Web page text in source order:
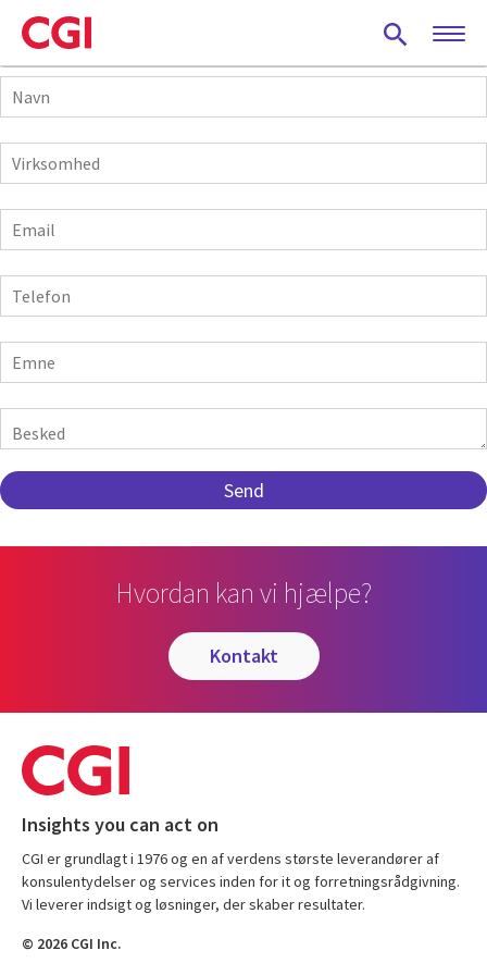
Skip
to
main
content
Navn
Virksomhed
E-
mail
Telefon
Emne
Hvordan kan vi hjælpe?
kontakt
Insights you can act on
CGI er grundlagt i 1976 og en af verdens største leverandører af
konsulentydelser og services inden for it og forretningsrådgivning.
Vi leverer indsigt og løsninger, der skaber resultater.
© 2026 CGI Inc.